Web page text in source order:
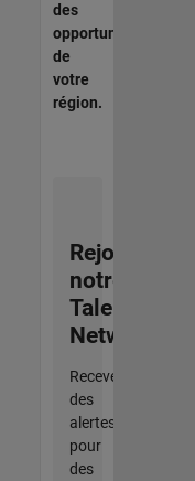
des
opportunités
de
votre
région.
Rejoignez
notre
Talent
Network
Recevez
des
alertes
pour
des